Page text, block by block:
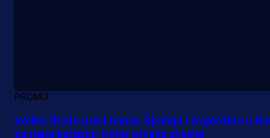
PROMO
Veliko finale pred nama: Španija i Argentina u
za najprestižniji trofej prvaka svijeta